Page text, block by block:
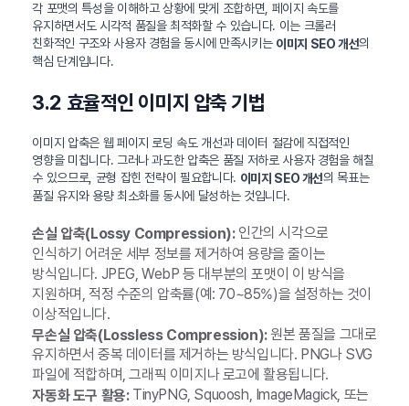
각 포맷의 특성을 이해하고 상황에 맞게 조합하면, 페이지 속도를
유지하면서도 시각적 품질을 최적화할 수 있습니다. 이는 크롤러
친화적인 구조와 사용자 경험을 동시에 만족시키는 이미지 SEO 개선의
핵심 단계입니다.
3.2 효율적인 이미지 압축 기법
이미지 압축은 웹 페이지 로딩 속도 개선과 데이터 절감에 직접적인
영향을 미칩니다. 그러나 과도한 압축은 품질 저하로 사용자 경험을 해칠
수 있으므로, 균형 잡힌 전략이 필요합니다. 이미지 SEO 개선의 목표는
품질 유지와 용량 최소화를 동시에 달성하는 것입니다.
손실 압축(Lossy Compression):인간의 시각으로
인식하기 어려운 세부 정보를 제거하여 용량을 줄이는
방식입니다. JPEG, WebP 등 대부분의 포맷이 이 방식을
지원하며, 적정 수준의 압축률(예: 70~85%)을 설정하는 것이
이상적입니다.
무손실 압축(Lossless Compression):원본 품질을 그대로
유지하면서 중복 데이터를 제거하는 방식입니다. PNG나 SVG
파일에 적합하며, 그래픽 이미지나 로고에 활용됩니다.
자동화 도구 활용:TinyPNG, Squoosh, ImageMagick, 또는